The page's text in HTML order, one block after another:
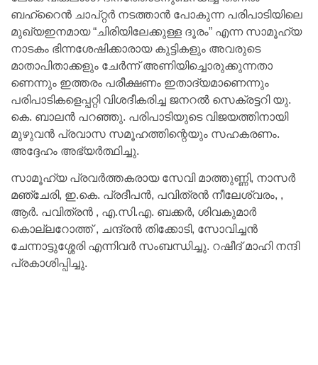
ബഹ്‌റൈൻ ചാപ്റ്റർ നടത്താൻ പോകുന്ന പരിപാടിയിലെ
മുഖ്യഇനമായ “ചിരിയിലേക്കുള്ള ദൂരം” എന്ന സാമൂഹ്യ
നാടകം ഭിന്നശേഷിക്കാരായ കുട്ടികളും അവരുടെ
മാതാപിതാക്കളും ചേർന്ന് അണിയിച്ചൊരുക്കുന്നതാ
ണെന്നും ഇത്തരം പരീക്ഷണം ഇതാദ്യമാണെന്നും
പരിപാടികളെപ്പറ്റി വിശദീകരിച്ച ജനറൽ സെക്രട്ടറി യു.
കെ. ബാലൻ പറഞ്ഞു. പരിപാടിയുടെ വിജയത്തിനായി
മുഴുവൻ പ്രവാസ സമൂഹത്തിന്റെയും സഹകരണം.
അദ്ദേഹം അഭ്യർത്ഥിച്ചു.
സാമൂഹ്യ പ്രവർത്തകരായ സേവി മാത്തുണ്ണി, നാസർ
മഞ്ചേരി, ഇ.കെ. പ്രദീപൻ, പവിത്രൻ നീലേശ്വരം, ,
ആർ. പവിത്രൻ , എ.സി.എ. ബക്കർ, ശിവകുമാർ
കൊല്ലറോത്ത് , ചന്ദ്രൻ തിക്കോടി, സോവിച്ചൻ
ചേന്നാട്ടുശ്ശേരി എന്നിവർ സംബന്ധിച്ചു. റഷീദ് മാഹി നന്ദി
പ്രകാശിപ്പിച്ചു.